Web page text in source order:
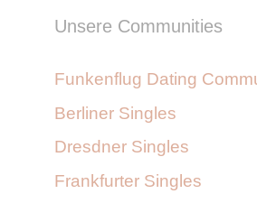
Unsere Communities
Funkenflug Dating
Berliner Singles
Dresdner Singles
Frankfurter Singles